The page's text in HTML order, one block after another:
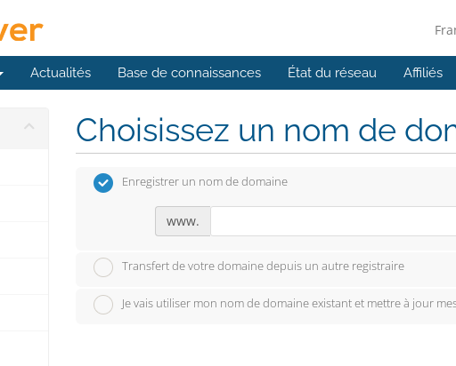
Actualités Base de connaissances État du réseau Affiliés
Choisissez un nom de
Enregistrer un nom de domaine
www.
Transfert de votre domaine depuis un autre registraire
Je vais utiliser mon nom de domaine existant et mettre à jour